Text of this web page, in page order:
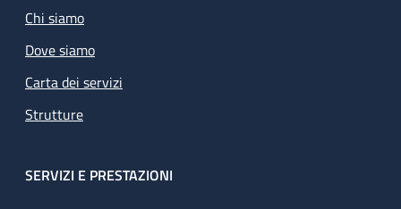
Chi siamo
Dove siamo
Carta dei servizi
Strutture
SERVIZI E PRESTAZIONI